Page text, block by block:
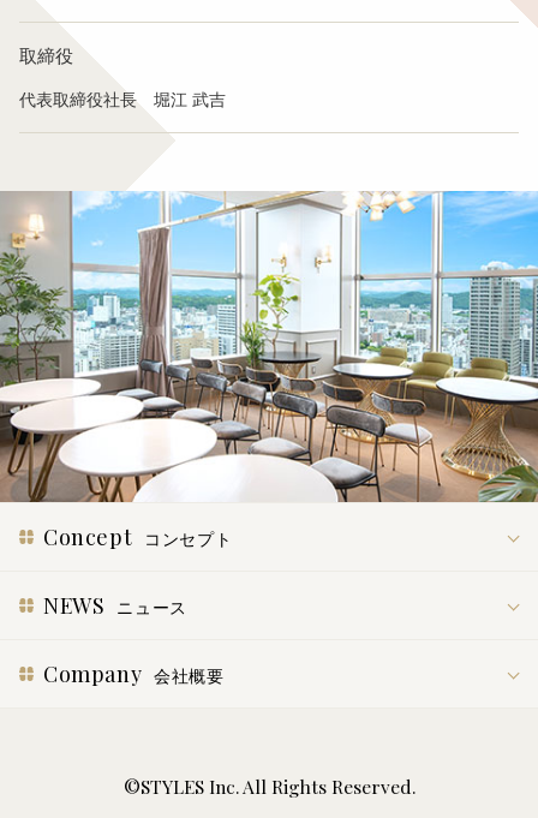
取締役
代表取締役社長 堀江 武吉
Concept コンセプト
NEWS ニュース
Company 会社概要
©STYLES Inc. All Rights Reserved.